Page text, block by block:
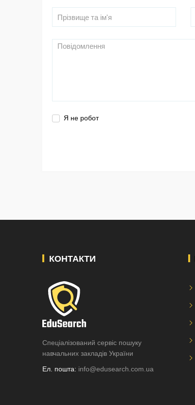
Я не робот
КОНТАКТИ
Спеціалізований сервіс пошуку
навчальних закладів України
Ел. пошта: info@edusearch.com.ua